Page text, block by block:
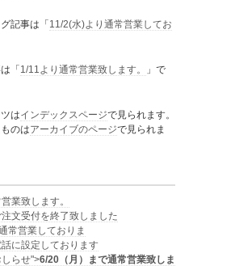
記事は「11/2(水)より通常営業してお
「1/11より通常営業致します。
」で
はインデックスページで見られます。
のはアーカイブのページで見られま
業致します。
文受付を終了致しました
常営業しておりま
に設定しております
らせ">6/20（月）まで通常営業致しま